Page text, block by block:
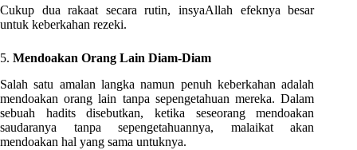
Cukup dua rakaat secara rutin, insyaAllah efeknya besar
untuk keberkahan rezeki.
5. Mendoakan Orang Lain Diam-Diam
Salah satu amalan langka namun penuh keberkahan adalah
mendoakan orang lain tanpa sepengetahuan mereka. Dalam
sebuah hadits disebutkan, ketika seseorang mendoakan
saudaranya tanpa sepengetahuannya, malaikat akan
mendoakan hal yang sama untuknya.